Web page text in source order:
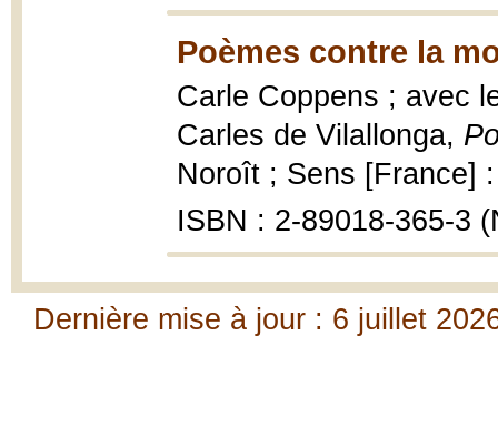
Poèmes contre la
Carle Coppens ; avec
Carles de Vilallonga,
Noroît ; Sens [France]
ISBN : 2-89018-365-3
Dernière mise à jour : 6 juillet